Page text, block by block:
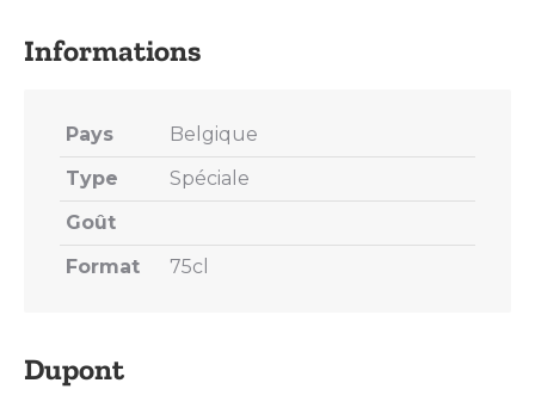
Dupont
Pays
Belgique
Type
Spéciale
Goût
Format
75cl